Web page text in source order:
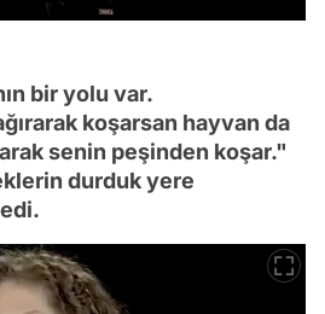
bir yolu var.
koşarsan hayvan da
senin peşinden koşar."
durduk yere